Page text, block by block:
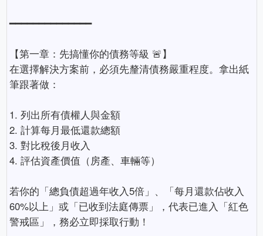
━━━━━━━━━━━━━━
【第一章：先搞懂你的債務等級 🚨】
在選擇解決方案前，必須先釐清債務嚴重程度。拿出紙
筆跟著做：
1. 列出所有債權人與金額
2. 計算每月最低還款總額
3. 對比稅後月收入
4. 評估資產價值（房產、車輛等）
若你的「總負債超過年收入5倍」、「每月還款佔收入
60%以上」或「已收到法庭傳票」，代表已進入「紅色
警戒區」，務必立即採取行動！